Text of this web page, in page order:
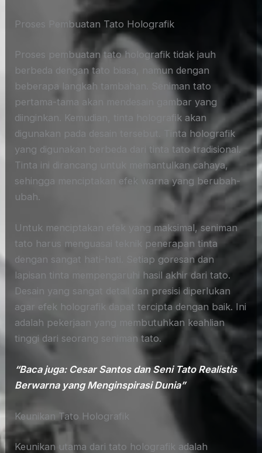
Proses Pembuatan Tato Holografik
Proses pembuatan tato holografik tidak jauh
berbeda dengan tato biasa, namun dengan
beberapa langkah tambahan. Seniman tato
pertama-tama akan mendesain gambar yang
diinginkan. Kemudian, tinta holografik akan
digunakan pada desain tersebut. Tinta holografik
yang digunakan berbeda dari tinta tato tradisional.
Tinta ini dirancang untuk memantulkan cahaya,
sehingga menciptakan efek warna yang berubah-
ubah.
Untuk menciptakan efek yang maksimal, seniman
tato harus menguasai teknik penerapan tinta
dengan sangat hati-hati. Setiap goresan dan
lapisan tinta mempengaruhi hasil akhir dari tato.
Desain yang sangat detail dan presisi diperlukan
agar efek holografik dapat tercipta dengan baik. Ini
adalah pekerjaan yang membutuhkan keahlian
tinggi dari seorang seniman tato.
“Baca juga: Cesar Santos dan Seni Tato Realistis
Berwarna yang Menginspirasi Dunia”
Keunikan Tato Holografik
Keunikan utama dari tato holografik adalah